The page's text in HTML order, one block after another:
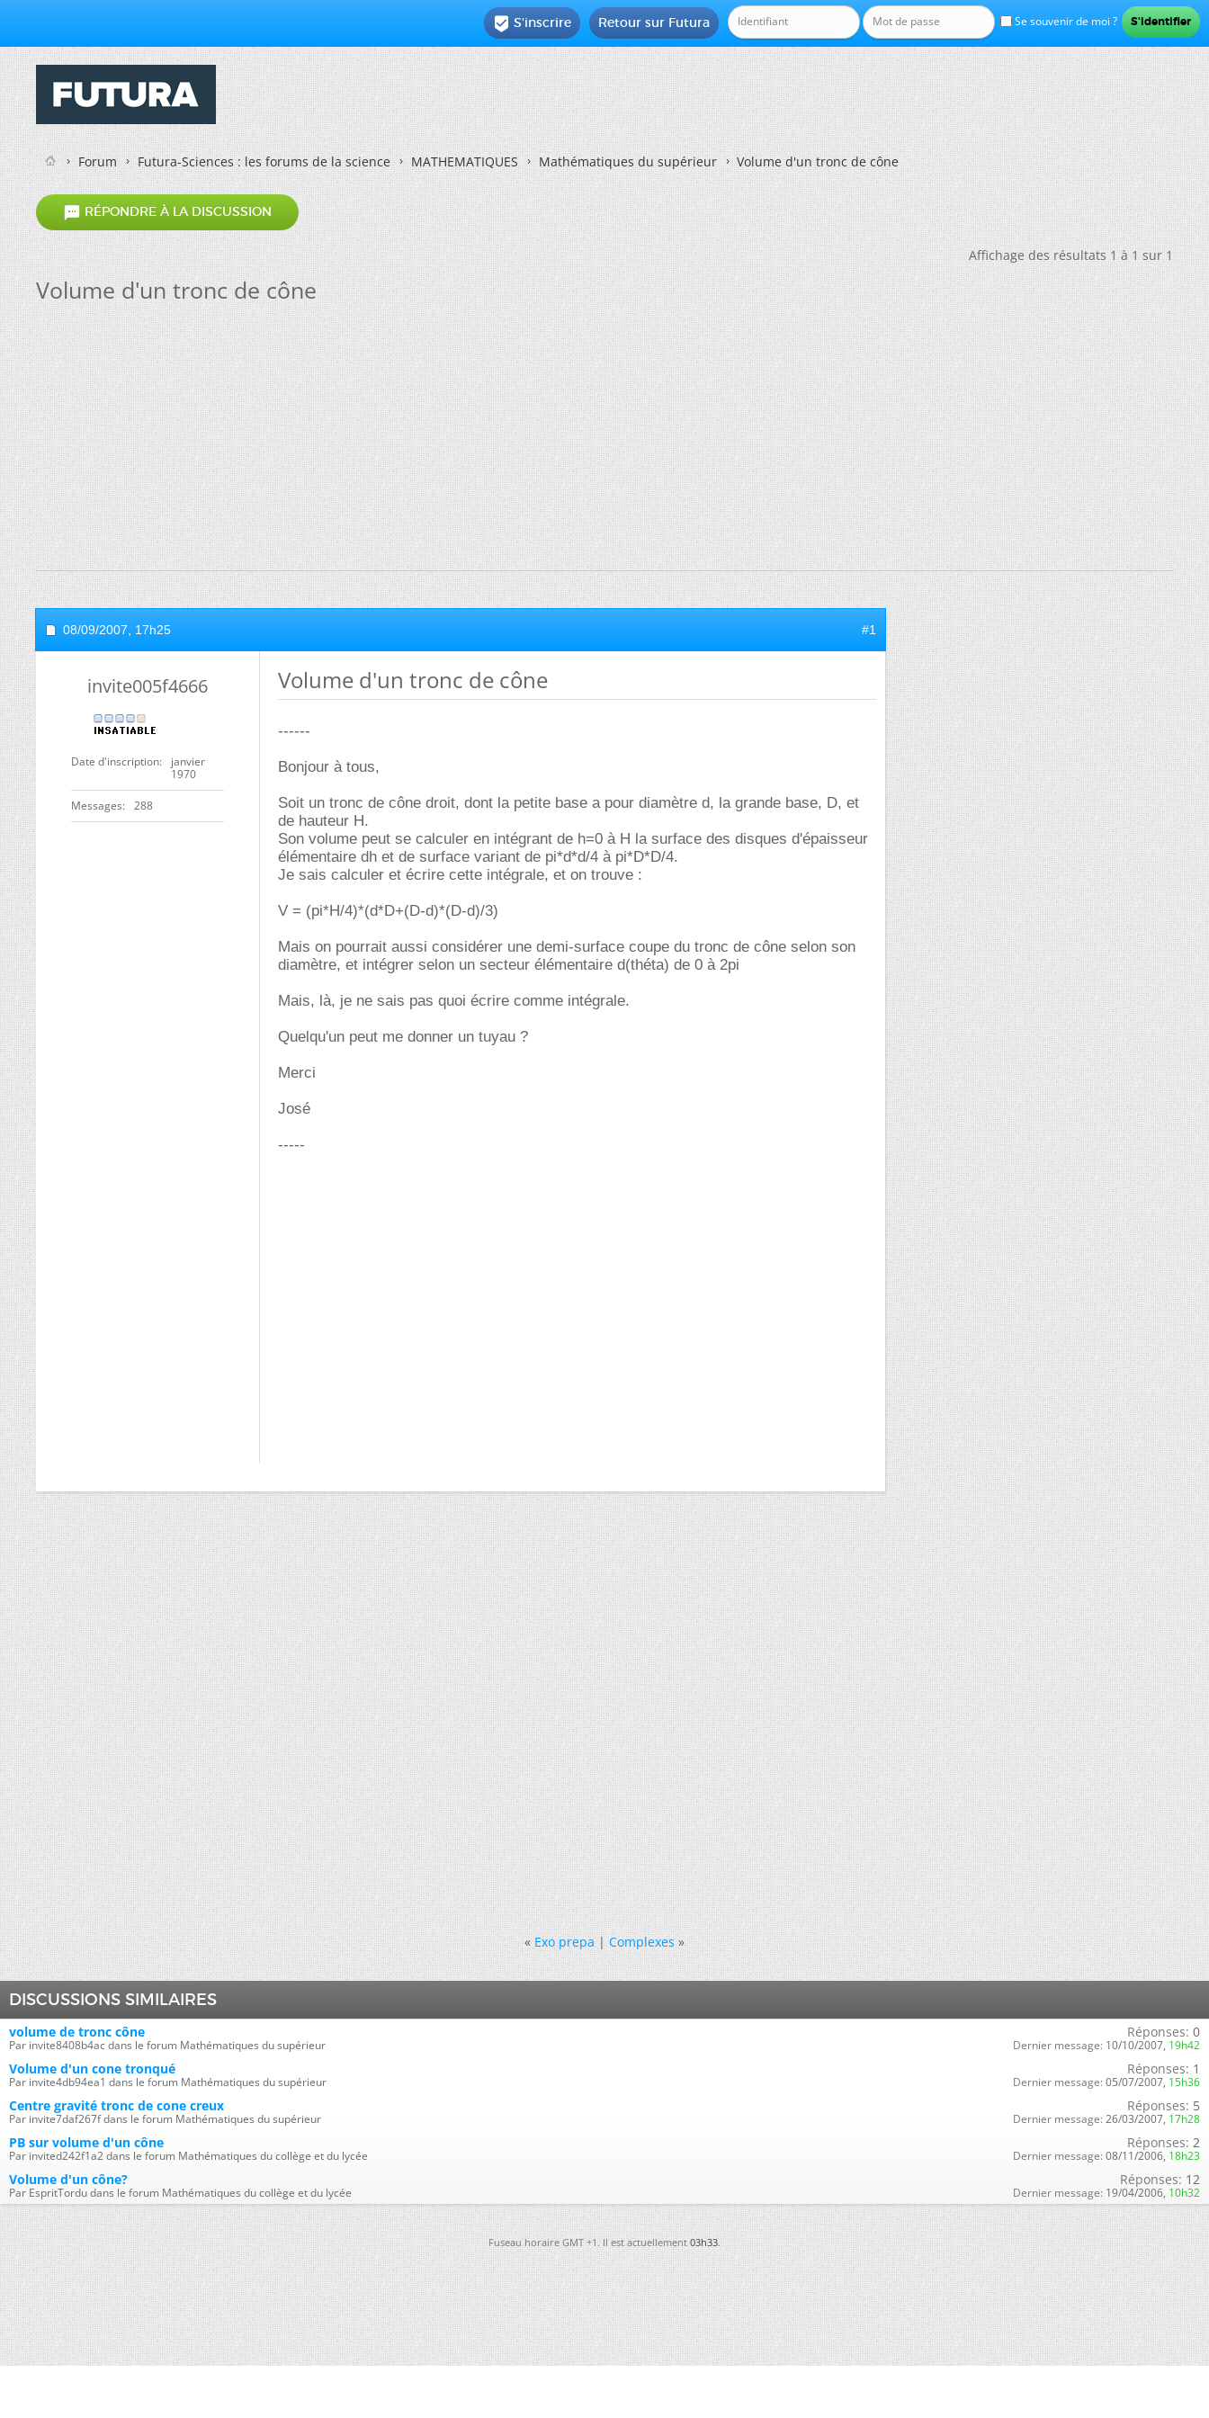
Se souvenir de moi ?
Retour sur Futura
 S'inscrire
Forum Futura-Sciences : les forums de la science MATHEMATIQUES Mathématiques du supérieur Volume d'un tronc de cône
 RÉPONDRE À LA DISCUSSION
Affichage des résultats 1 à 1 sur 1
Volume d'un tronc de cône
08/09/2007, 17h25 #1
invite005f4666
Date d'inscription
janvier
1970
Messages 288
Volume d'un tronc de cône
------
Bonjour à tous,
Soit un tronc de cône droit, dont la petite base a pour diamètre d, la grande base, D, et
de hauteur H.
Son volume peut se calculer en intégrant de h=0 à H la surface des disques d'épaisseur
élémentaire dh et de surface variant de pi*d*d/4 à pi*D*D/4.
Je sais calculer et écrire cette intégrale, et on trouve :
V = (pi*H/4)*(d*D+(D-d)*(D-d)/3)
Mais on pourrait aussi considérer une demi-surface coupe du tronc de cône selon son
diamètre, et intégrer selon un secteur élémentaire d(théta) de 0 à 2pi
Mais, là, je ne sais pas quoi écrire comme intégrale.
Quelqu'un peut me donner un tuyau ?
Merci
José
-----
« Exo prepa|Complexes »
DISCUSSIONS SIMILAIRES
volume de tronc cône
Par invite8408b4ac dans le forum Mathématiques du supérieur
Réponses: 0
Dernier message: 10/10/2007, 19h42
Volume d'un cone tronqué
Par invite4db94ea1 dans le forum Mathématiques du supérieur
Réponses: 1
Dernier message: 05/07/2007, 15h36
Centre gravité tronc de cone creux
Par invite7daf267f dans le forum Mathématiques du supérieur
Réponses: 5
Dernier message: 26/03/2007, 17h28
PB sur volume d'un cône
Par invited242f1a2 dans le forum Mathématiques du collège et du lycée
Réponses: 2
Dernier message: 08/11/2006, 18h23
Volume d'un cône?
Par EspritTordu dans le forum Mathématiques du collège et du lycée
Réponses: 12
Dernier message: 19/04/2006, 10h32
Fuseau horaire GMT +1. Il est actuellement03h33.